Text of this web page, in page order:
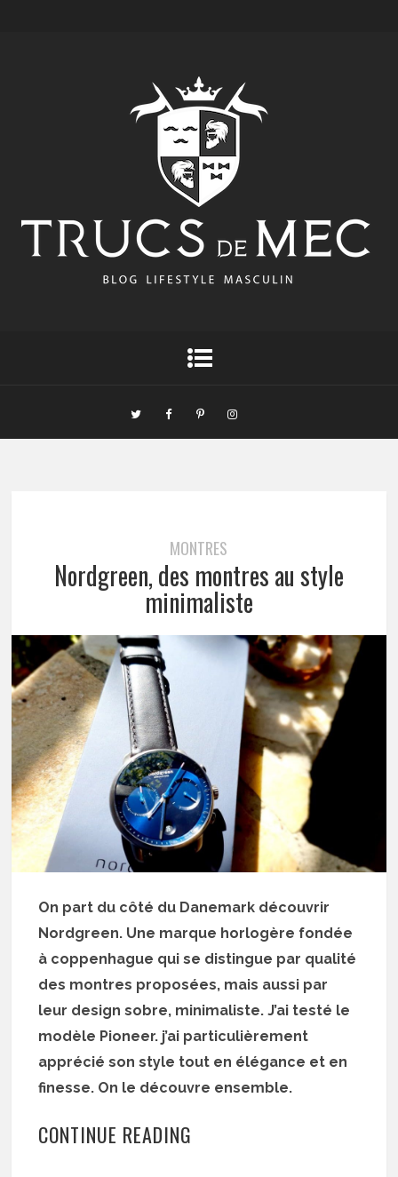
MONTRES
Nordgreen, des montres au style
minimaliste
On part du côté du Danemark découvrir
Nordgreen. Une marque horlogère fondée
à coppenhague qui se distingue par qualité
des montres proposées, mais aussi par
leur design sobre, minimaliste. J’ai testé le
modèle Pioneer. j’ai particulièrement
apprécié son style tout en élégance et en
finesse. On le découvre ensemble.
CONTINUE READING